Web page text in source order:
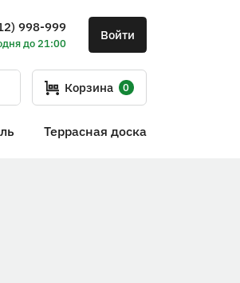
998-999
до 21:00
Войти
Корзина 0
Террасная доска